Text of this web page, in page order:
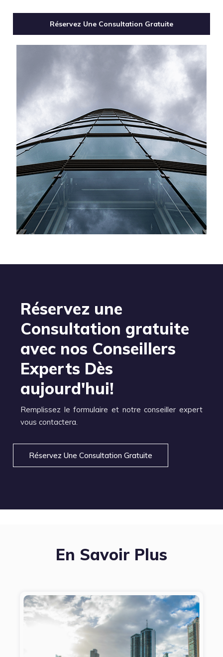
Réservez Une Consultation Gratuite
Réservez une
Consultation gratuite
avec nos Conseillers
Experts Dès
aujourd'hui!
Remplissez le formulaire et notre conseiller expert
vous contactera.
Réservez Une Consultation Gratuite
En Savoir Plus